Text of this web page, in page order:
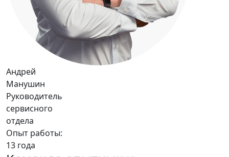
Андрей
Манушин
Руководитель
сервисного
отдела
Опыт работы:
13 года